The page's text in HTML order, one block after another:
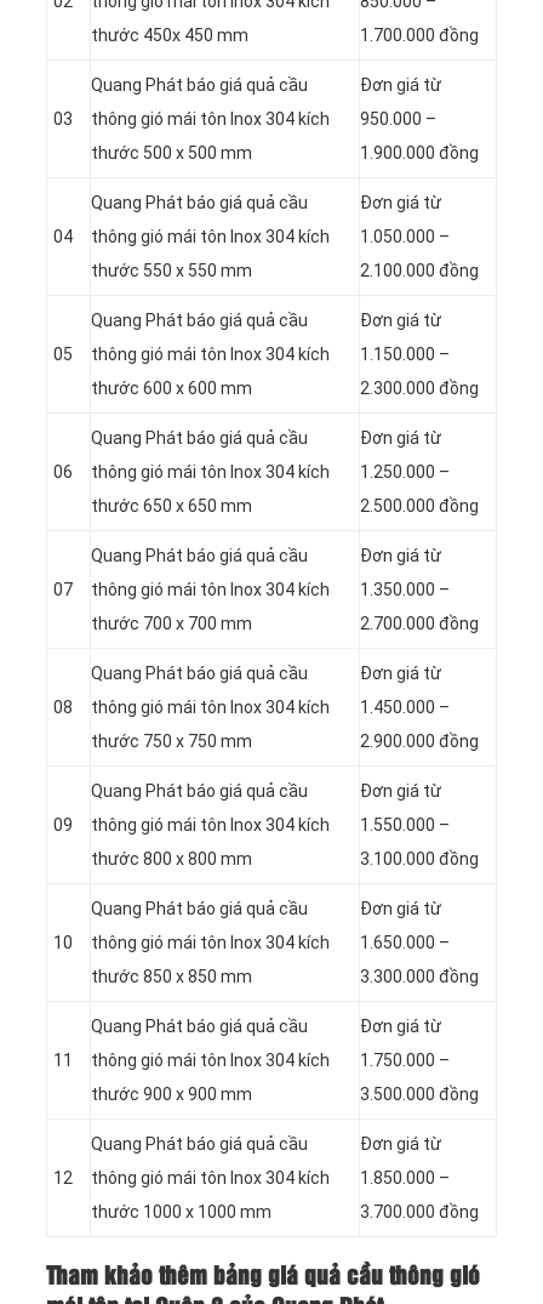
thước 450x 450 mm
1.700.000 đồng
03
Quang Phát báo giá quả cầu
thông gió mái tôn Inox 304 kích
thước 500 x 500 mm
Đơn giá từ
950.000 –
1.900.000 đồng
04
Quang Phát báo giá quả cầu
thông gió mái tôn Inox 304 kích
thước 550 x 550 mm
Đơn giá từ
1.050.000 –
2.100.000 đồng
05
Quang Phát báo giá quả cầu
thông gió mái tôn Inox 304 kích
thước 600 x 600 mm
Đơn giá từ
1.150.000 –
2.300.000 đồng
06
Quang Phát báo giá quả cầu
thông gió mái tôn Inox 304 kích
thước 650 x 650 mm
Đơn giá từ
1.250.000 –
2.500.000 đồng
07
Quang Phát báo giá quả cầu
thông gió mái tôn Inox 304 kích
thước 700 x 700 mm
Đơn giá từ
1.350.000 –
2.700.000 đồng
08
Quang Phát báo giá quả cầu
thông gió mái tôn Inox 304 kích
thước 750 x 750 mm
Đơn giá từ
1.450.000 –
2.900.000 đồng
09
Quang Phát báo giá quả cầu
thông gió mái tôn Inox 304 kích
thước 800 x 800 mm
Đơn giá từ
1.550.000 –
3.100.000 đồng
10
Quang Phát báo giá quả cầu
thông gió mái tôn Inox 304 kích
thước 850 x 850 mm
Đơn giá từ
1.650.000 –
3.300.000 đồng
11
Quang Phát báo giá quả cầu
thông gió mái tôn Inox 304 kích
thước 900 x 900 mm
Đơn giá từ
1.750.000 –
3.500.000 đồng
12
Quang Phát báo giá quả cầu
thông gió mái tôn Inox 304 kích
thước 1000 x 1000 mm
Đơn giá từ
1.850.000 –
3.700.000 đồng
Tham khảo thêm bảng giá quả cầu thông gió